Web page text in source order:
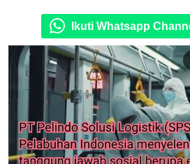
Ikuti Whatsapp